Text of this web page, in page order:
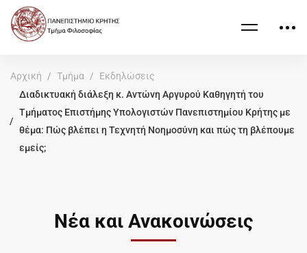
Αρχική Τμήμα
Εκδηλώσεις
Διαδικτυακή διάλεξη κ. Αντώνη Αργυρού Καθηγητή του
Τμήματος Επιστήμης Υπολογιστών Πανεπιστημίου Κρήτης με
θέμα: Πώς βλέπει η Τεχνητή Νοημοσύνη και πώς τη βλέπουμε
εμείς;
Νέα και Ανακοινώσεις